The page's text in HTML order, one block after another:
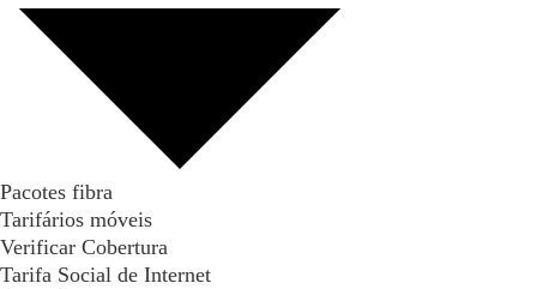
Pacotes fibra
Tarifários móveis
Verificar Cobertura
Tarifa Social de Internet